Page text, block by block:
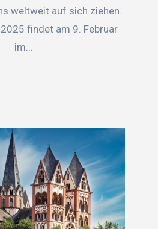
weltweit auf sich ziehen.
findet am 9. Februar
im…